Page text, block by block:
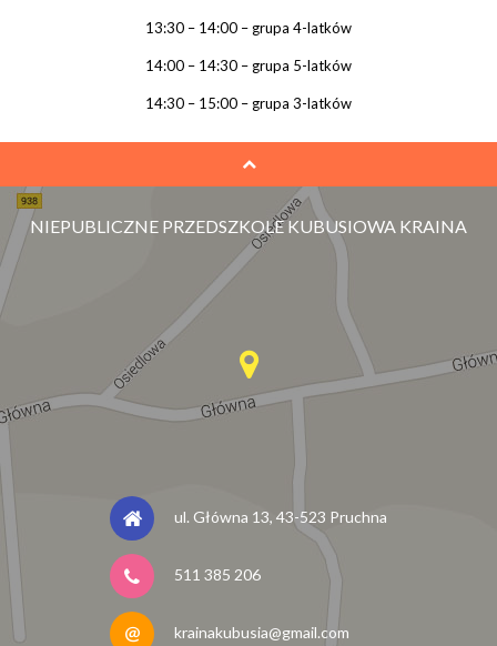
13:30 – 14:00 – grupa 4-latków
14:00 – 14:30 – grupa 5-latków
14:30 – 15:00 – grupa 3-latków
NIEPUBLICZNE PRZEDSZKOLE KUBUSIOWA KRAINA
ul. Główna 13, 43-523 Pruchna
511 385 206
krainakubusia@gmail.com